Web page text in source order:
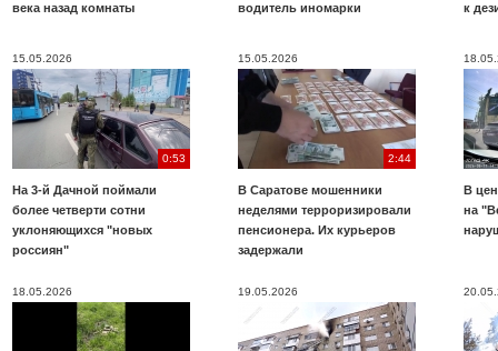
века назад комнаты
водитель иномарки
к
15.05.2026
0:53
На 3-й Дачной поймали
более четверти сотни
уклоняющихся "новых
россиян"
15.05.2026
2:44
В Саратове мошенники
неделями терроризировали
пенсионера. Их курьеров
задержали
В
на
18.05.2026 19.05.2026